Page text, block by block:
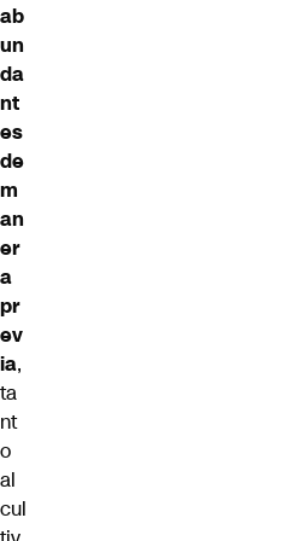
ab
un
da
nt
es
de
m
an
er
a
pr
ev
ia,
ta
nt
o
al
cul